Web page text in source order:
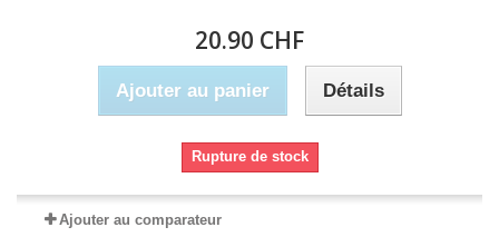
20.90 CHF
Ajouter au panier Détails
Rupture de stock
Ajouter au comparateur